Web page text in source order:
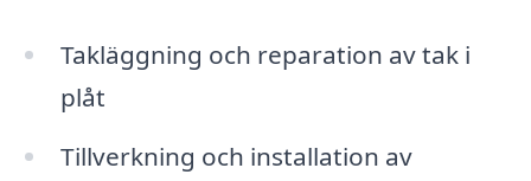
Takläggning och reparation av tak i
plåt
Tillverkning och installation av